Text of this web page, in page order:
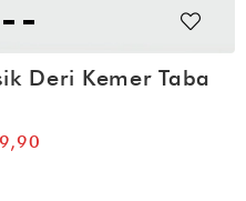
Deri Kemer Taba